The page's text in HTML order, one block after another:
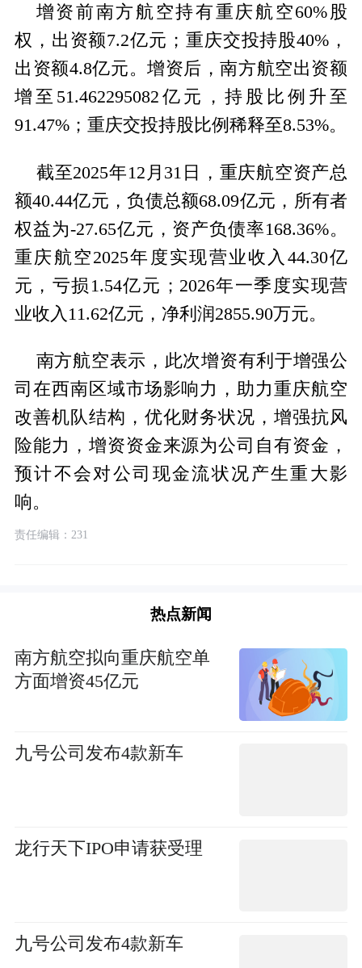
增资前南方航空持有重庆航空60%股
权，出资额7.2亿元；重庆交投持股40%，
出资额4.8亿元。增资后，南方航空出资额
增至51.462295082亿元，持股比例升至
91.47%；重庆交投持股比例稀释至8.53%。
截至2025年12月31日，重庆航空资产总
额40.44亿元，负债总额68.09亿元，所有者
权益为-27.65亿元，资产负债率168.36%。
重庆航空2025年度实现营业收入44.30亿
元，亏损1.54亿元；2026年一季度实现营
业收入11.62亿元，净利润2855.90万元。
南方航空表示，此次增资有利于增强公
司在西南区域市场影响力，助力重庆航空
改善机队结构，优化财务状况，增强抗风
险能力，增资资金来源为公司自有资金，
预计不会对公司现金流状况产生重大影
响。
责任编辑：231
热点新闻
南方航空拟向重庆航空单
方面增资45亿元
九号公司发布4款新车
龙行天下IPO申请获受理
九号公司发布4款新车